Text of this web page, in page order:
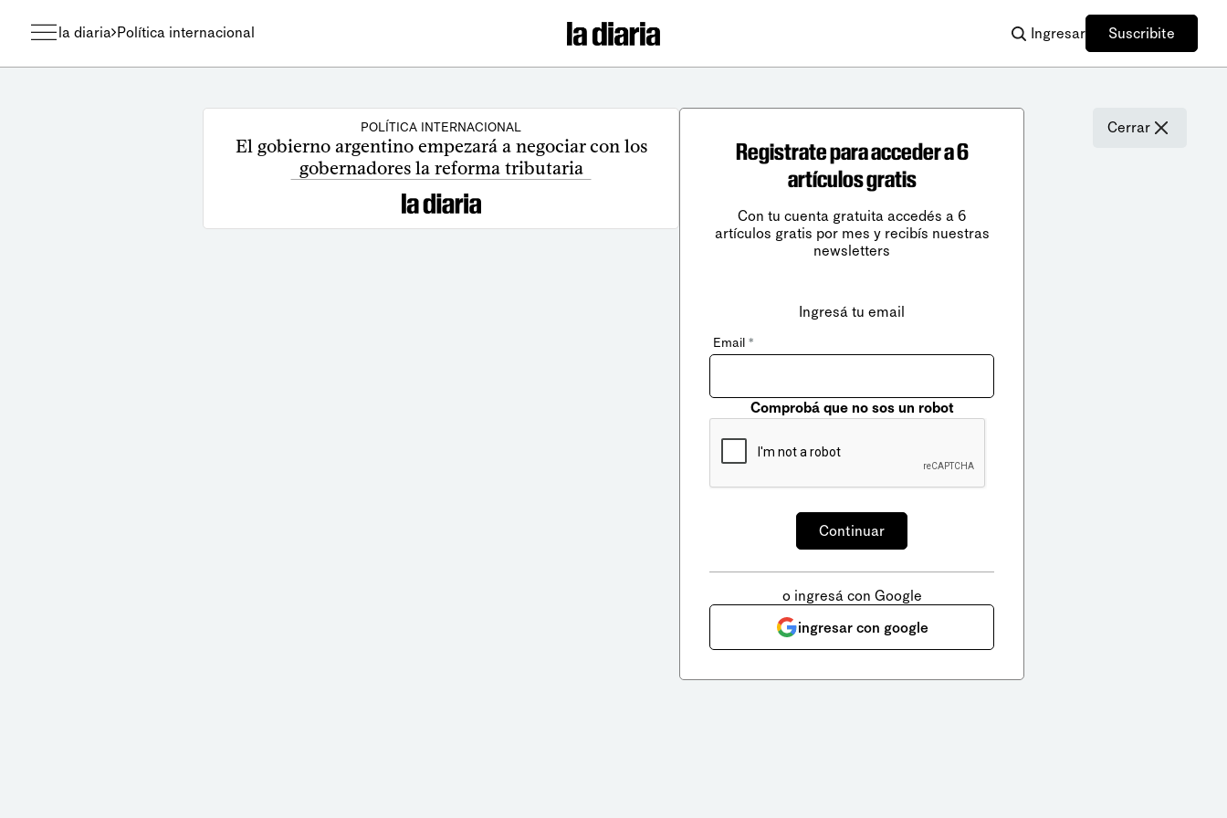
la diaria Política internacional Ingresar Suscribite
POLÍTICA INTERNACIONAL
El gobierno argentino empezará a negociar con los
gobernadores la reforma tributaria
Cerrar
Registrate para acceder a 6
artículos gratis
Con tu cuenta gratuita accedés a 6
artículos gratis por mes y recibís nuestras
newsletters
Ingresá tu email
Email *
Comprobá que no sos un robot
o ingresá con Google
ingresar con google